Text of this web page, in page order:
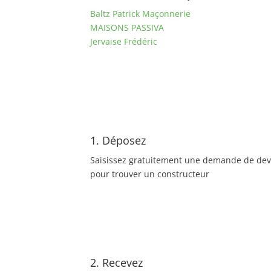
Baltz Patrick Maçonnerie
MAISONS PASSIVA
Jervaise Frédéric
1. Déposez
Saisissez gratuitement une demande de
pour trouver un constructeur
2. Recevez